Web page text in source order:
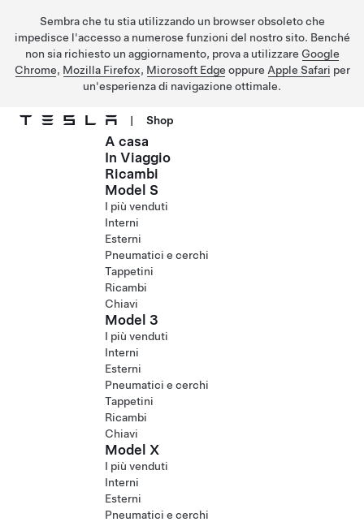
Sembra che tu stia utilizzando un browser obsoleto che
impedisce l'accesso a numerose funzioni del nostro sito. Benché
non sia richiesto un aggiornamento, prova a utilizzare Google
Chrome, Mozilla Firefox, Microsoft Edge oppure Apple Safari per
un'esperienza di navigazione ottimale.
Passa al contenuto principale
| Shop
A casa
In Viaggio
Ricambi
Model S
I più venduti
Interni
Esterni
Pneumatici e cerchi
Tappetini
Ricambi
Chiavi
Model 3
I più venduti
Interni
Esterni
Pneumatici e cerchi
Tappetini
Ricambi
Chiavi
Model X
I più venduti
Interni
Esterni
Pneumatici e cerchi